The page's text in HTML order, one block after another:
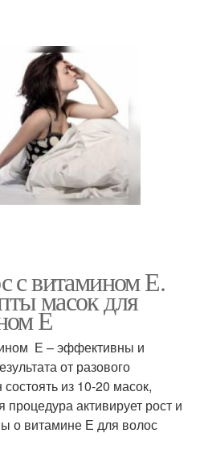
с витамином Е.
масок для
Е
Е – эффективны и
от разового
из 10-20 масок,
активирует рост и
о витамине Е для волос